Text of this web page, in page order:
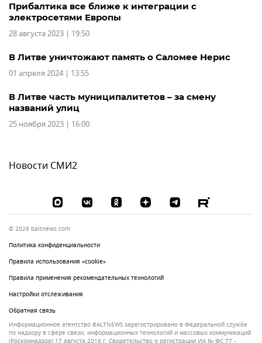
Прибалтика все ближе к интеграции с
электросетями Европы
28 августа 2023 | 19:50
В Литве уничтожают память о Саломее Нерис
01 апреля 2024 | 13:55
В Литве часть муниципалитетов – за смену
названий улиц
25 ноября 2023 | 16:00
Новости СМИ2
© 2026 baltnews.com
Политика конфиденциальности
Правила использования «cookie»
Правила применения рекомендательных технологий
Настройки отслеживания
Обратная связь
Информационное агентство BALTNEWS зарегистрировано в Федеральной службе
по надзору в сфере связи, информационных технологий и массовых коммуникаций
(Роскомнадзор) 17 августа 2018 г. Свидетельство о регистрации ИА № ФС 77 -